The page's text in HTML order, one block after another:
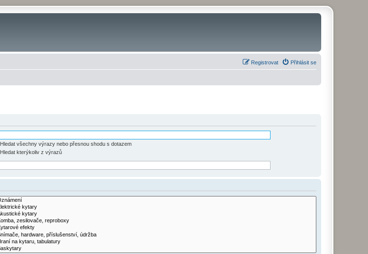
Přihlásit se
Registrovat
Hledat všechny výrazy nebo přesnou shodu s dotazem
Hledat kterýkoliv z výrazů